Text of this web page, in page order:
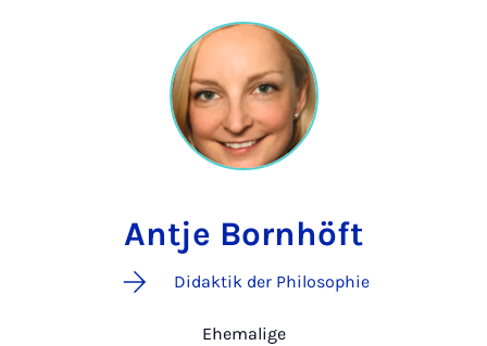
Antje Bornhöft
Didaktik der Philosophie
Ehemalige